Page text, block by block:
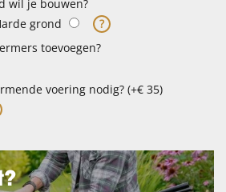
wil je bouwen?
grond
?
toevoegen?
voering nodig? (+€ 35)